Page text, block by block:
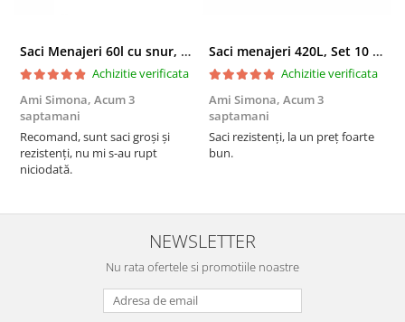
Saci Menajeri 60l cu snur, Roz, 10buc/rola
Achizitie verificata
Ami Simona, Acum 3
saptamani
Recomand, sunt saci groși și
rezistenți, nu mi s-au rupt
niciodată.
Saci menajeri 420L, Set 10 bucati
Achizitie verificata
Ami Simona, Acum 3
saptamani
Saci rezistenți, la un preț foarte
bun.
NEWSLETTER
Nu rata ofertele si promotiile noastre